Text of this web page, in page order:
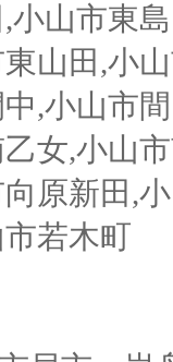
小山市東
山田,小
,小山市
女,小山
原新田,
若木町